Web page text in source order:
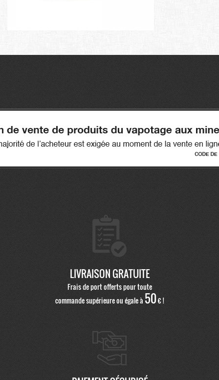
LIVRAISON GRATUITE
Frais de port offerts pour toute
commande supérieure ou égale à 50€ !